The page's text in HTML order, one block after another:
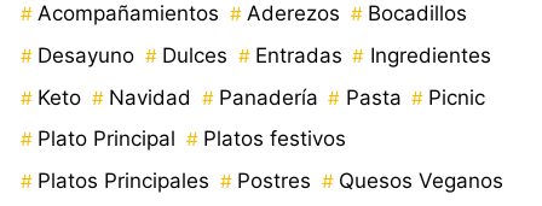
Acompañamientos Aderezos
Bocadillos
Desayuno
Dulces Entradas
Ingredientes
Keto
Navidad Panadería Pasta
Picnic
Plato Principal
Platos festivos
Platos Principales
Postres
Quesos Veganos